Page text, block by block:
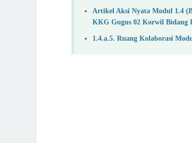
Artikel Aksi Nyata Modul 1.4
KKG Gugus 02 Korwil Bidang
1.4.a.5. Ruang Kolaborasi